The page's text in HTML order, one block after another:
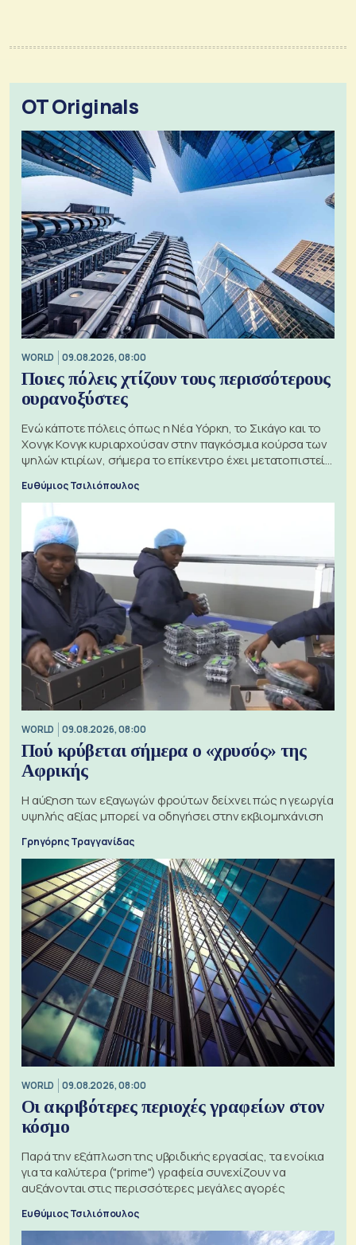
OT Originals
WORLD 09.08.2026, 08:00
Ποιες πόλεις χτίζουν τους περισσότερους
ουρανοξύστες
Ενώ κάποτε πόλεις όπως η Νέα Υόρκη, το Σικάγο και το
Χονγκ Κονγκ κυριαρχούσαν στην παγκόσμια κούρσα των
ψηλών κτιρίων, σήμερα το επίκεντρο έχει μετατοπιστεί
Ευθύμιος Τσιλιόπουλος
WORLD 09.08.2026, 08:00
Πού κρύβεται σήμερα ο «χρυσός» της
Αφρικής
Η αύξηση των εξαγωγών φρούτων δείχνει πώς η γεωργία
υψηλής αξίας μπορεί να οδηγήσει στην εκβιομηχάνιση
Γρηγόρης Τραγγανίδας
WORLD 09.08.2026, 08:00
Οι ακριβότερες περιοχές γραφείων στον
κόσμο
Παρά την εξάπλωση της υβριδικής εργασίας, τα ενοίκια
για τα καλύτερα ("prime") γραφεία συνεχίζουν να
αυξάνονται στις περισσότερες μεγάλες αγορές
Ευθύμιος Τσιλιόπουλος